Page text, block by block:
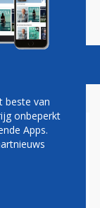
Vacatures
beste van
onbeperkt
Apps.